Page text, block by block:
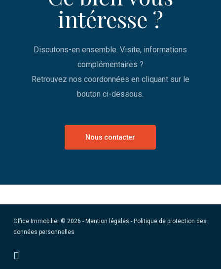
intéresse ?
Discutons-en ensemble. Visite, informations
complémentaires ?
Retrouvez nos coordonnées en cliquant sur le
bouton ci-dessous.
Nous contacter
Office Immobilier © 2026 - Mention légales - Politique de protection des
données personnelles
facebook